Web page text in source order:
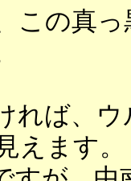
この真っ
れば、
えます。